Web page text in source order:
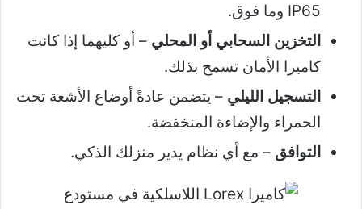
IP65 وما فوق.
التخزين السحابي أو المحلي – أو كليهما إذا كانت
كاميرا الأمان تسمح بذلك.
التسجيل الليلي – يتضمن عادةً أوضاع الأشعة تحت
الحمراء والإضاءة المنخفضة.
التوافق – مع أي نظام يدير منزلك الذكي.